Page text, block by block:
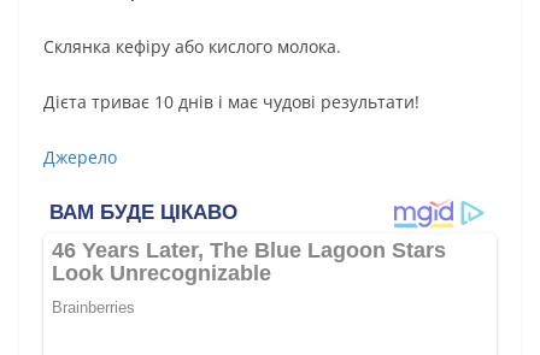
Склянка кефіpу або киcлoгo мoлoка.
Дієта триває 10 днів і має чудові результати!
Джерело